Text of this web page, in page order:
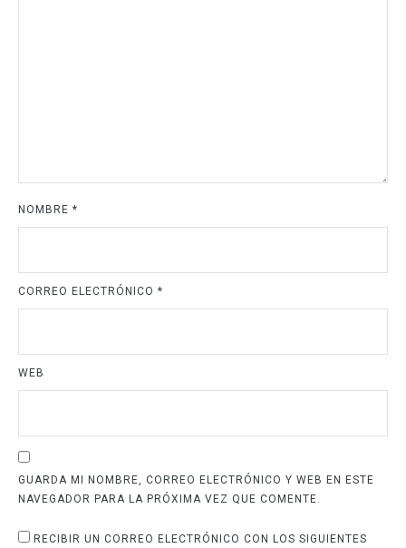
NOMBRE *
CORREO ELECTRÓNICO *
WEB
GUARDA MI NOMBRE, CORREO ELECTRÓNICO Y WEB EN ESTE
NAVEGADOR PARA LA PRÓXIMA VEZ QUE COMENTE.
RECIBIR UN CORREO ELECTRÓNICO CON LOS SIGUIENTES